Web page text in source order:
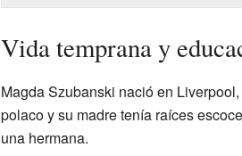
Vida temprana y
Magda Szubanski nació en
polaco y su madre tenía raíces
una hermana.